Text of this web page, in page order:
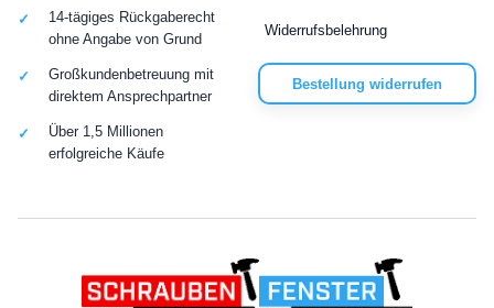
Widerrufsbelehrung
Bestellung widerrufen
14-tägiges Rückgaberecht
ohne Angabe von Grund
Großkundenbetreuung mit
direktem Ansprechpartner
Über 1,5 Millionen
erfolgreiche Käufe